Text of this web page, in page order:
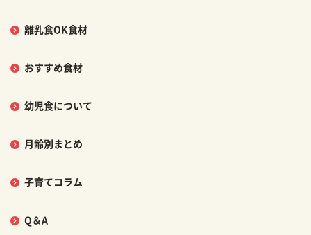
離乳食OK食材
おすすめ食材
幼児食について
月齢別まとめ
子育てコラム
Q＆A